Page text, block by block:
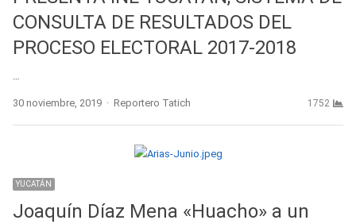
CONSULTA DE RESULTADOS DEL
PROCESO ELECTORAL 2017-2018
…
30 noviembre, 2019 Author
Reportero Tatich 1752
YUCATÁN
Joaquín Díaz Mena «Huacho» a un